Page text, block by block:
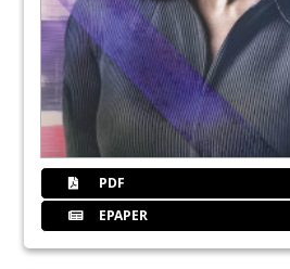
PDF
EPAPER